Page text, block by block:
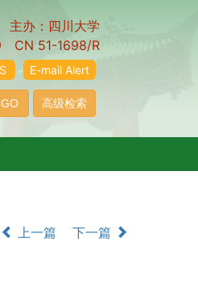
办：四川大学
CN 51-1698/R
E-mail Alert
上一篇 下一篇